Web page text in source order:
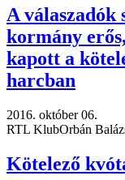
A válaszadók
kormány
kapott a
harcban
2016. október 06.
RTL KlubOrbán
Kötelező